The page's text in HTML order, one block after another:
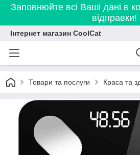
Заповнюйте всі Ваші дані в
відправки!
Інтернет магазин CoolCat
Товари та послуги Краса та